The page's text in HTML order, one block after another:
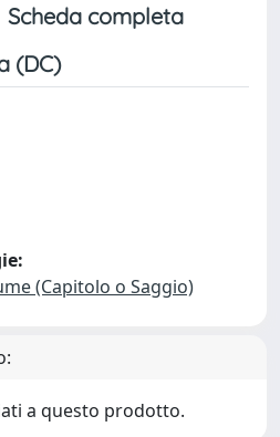
Scheda completa
(DC)
(Capitolo o Saggio)
a questo prodotto.